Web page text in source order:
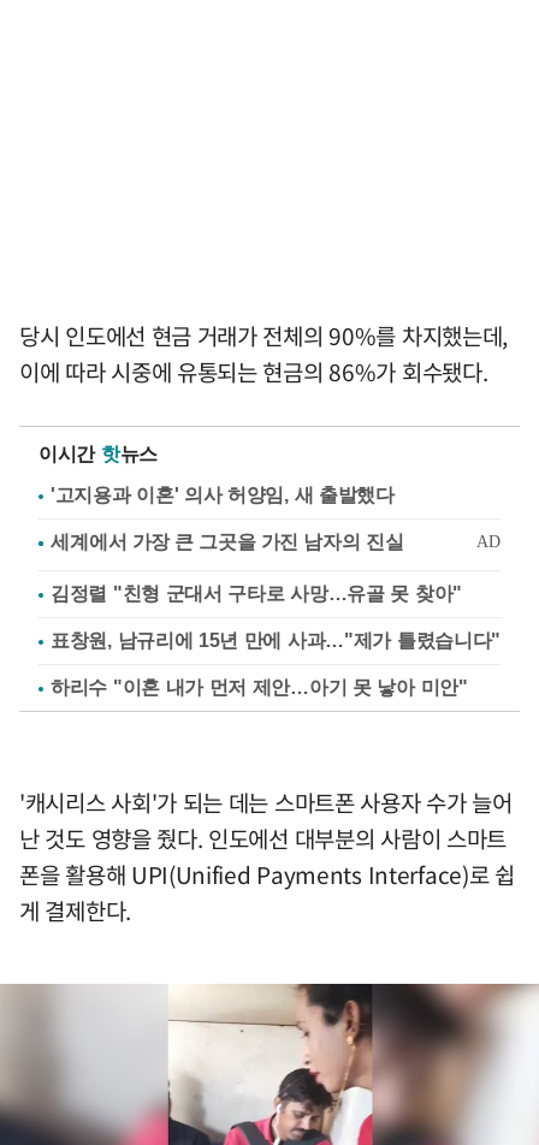
당시 인도에선 현금 거래가 전체의 90%를 차지했는데,
이에 따라 시중에 유통되는 현금의 86%가 회수됐다.
이시간 핫뉴스
'고지용과 이혼' 의사 허양임, 새 출발했다
김정렬 "친형 군대서 구타로 사망…유골 못 찾아"
표창원, 남규리에 15년 만에 사과…"제가 틀렸습니다"
하리수 "이혼 내가 먼저 제안…아기 못 낳아 미안"
'캐시리스 사회'가 되는 데는 스마트폰 사용자 수가 늘어
난 것도 영향을 줬다. 인도에선 대부분의 사람이 스마트
폰을 활용해 UPI(Unified Payments Interface)로 쉽
게 결제한다.